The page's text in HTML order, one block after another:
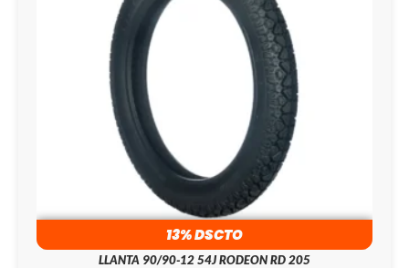
13% DSCTO
LLANTA 90/90-12 54J RODEON RD 205